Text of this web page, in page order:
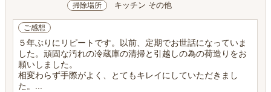
掃除場所 キッチン その他
ご感想
５年ぶりにリピートです。以前、定期でお世話になっていま
した。頑固な汚れの冷蔵庫の清掃と引越しの為の荷造りをお
願いしました。
相変わらず手際がよく、とてもキレイにしていただきまし
た。...